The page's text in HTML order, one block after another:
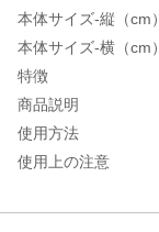
本体サイズ-縦（cm）
本体サイズ-横（cm）
特徴
商品説明
使用方法
使用上の注意
生産国